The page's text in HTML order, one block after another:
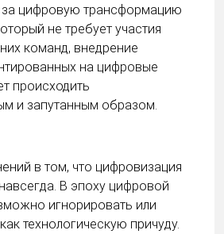
за цифровую трансформацию
не требует участия
команд, внедрение
на цифровые
происходить
и запутанным образом.
в том, что цифровизация
В эпоху цифровой
игнорировать или
технологическую причуду.